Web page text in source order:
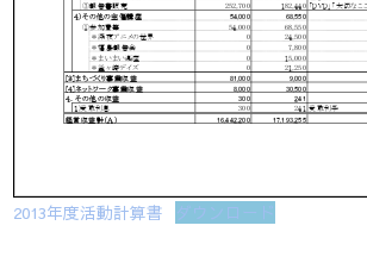
2013年度活動計算書 ダウンロード